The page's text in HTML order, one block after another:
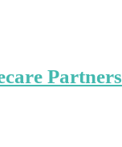
Partners